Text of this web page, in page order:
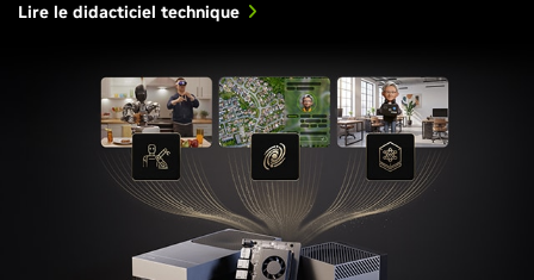
Lire le didacticiel technique